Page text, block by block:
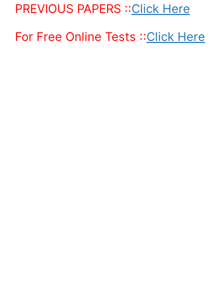
PREVIOUS PAPERS ::Click Here
For Free Online Tests ::Click Here